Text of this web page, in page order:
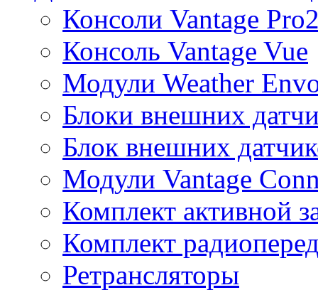
Консоли Vantage
Консоль Vantage Vue
Модули Weather
Блоки внешних
Блок внешних
Модули Vantage
Комплект активной
Комплект
Ретрансляторы